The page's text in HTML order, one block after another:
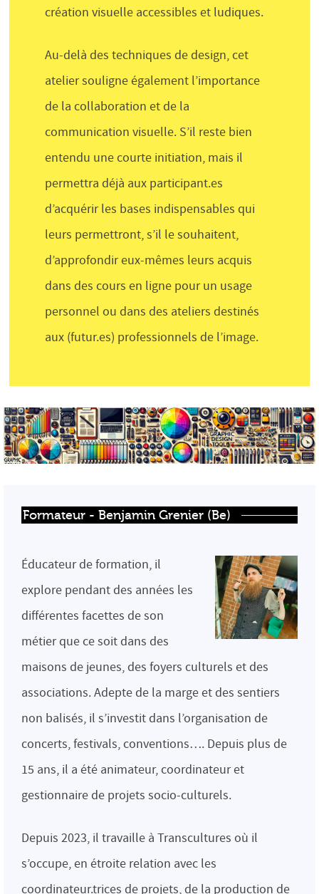
création visuelle accessibles et ludiques.
Au-delà des techniques de design, cet
atelier souligne également l’importance
de la collaboration et de la
communication visuelle. S’il reste bien
entendu une courte initiation, mais il
permettra déjà aux participant.es
d’acquérir les bases indispensables qui
leurs permettront, s’il le souhaitent,
d’approfondir eux-mêmes leurs acquis
dans des cours en ligne pour un usage
personnel ou dans des ateliers destinés
aux (futur.es) professionnels de l’image.
Formateur - Benjamin Grenier (Be)
Éducateur de formation, il
explore pendant des années les
différentes facettes de son
métier que ce soit dans des
maisons de jeunes, des foyers culturels et des
associations. Adepte de la marge et des sentiers
non balisés, il s’investit dans l’organisation de
concerts, festivals, conventions…. Depuis plus de
15 ans, il a été animateur, coordinateur et
gestionnaire de projets socio-culturels.
Depuis 2023, il travaille à Transcultures où il
s’occupe, en étroite relation avec les
coordinateur.trices de projets, de la production de